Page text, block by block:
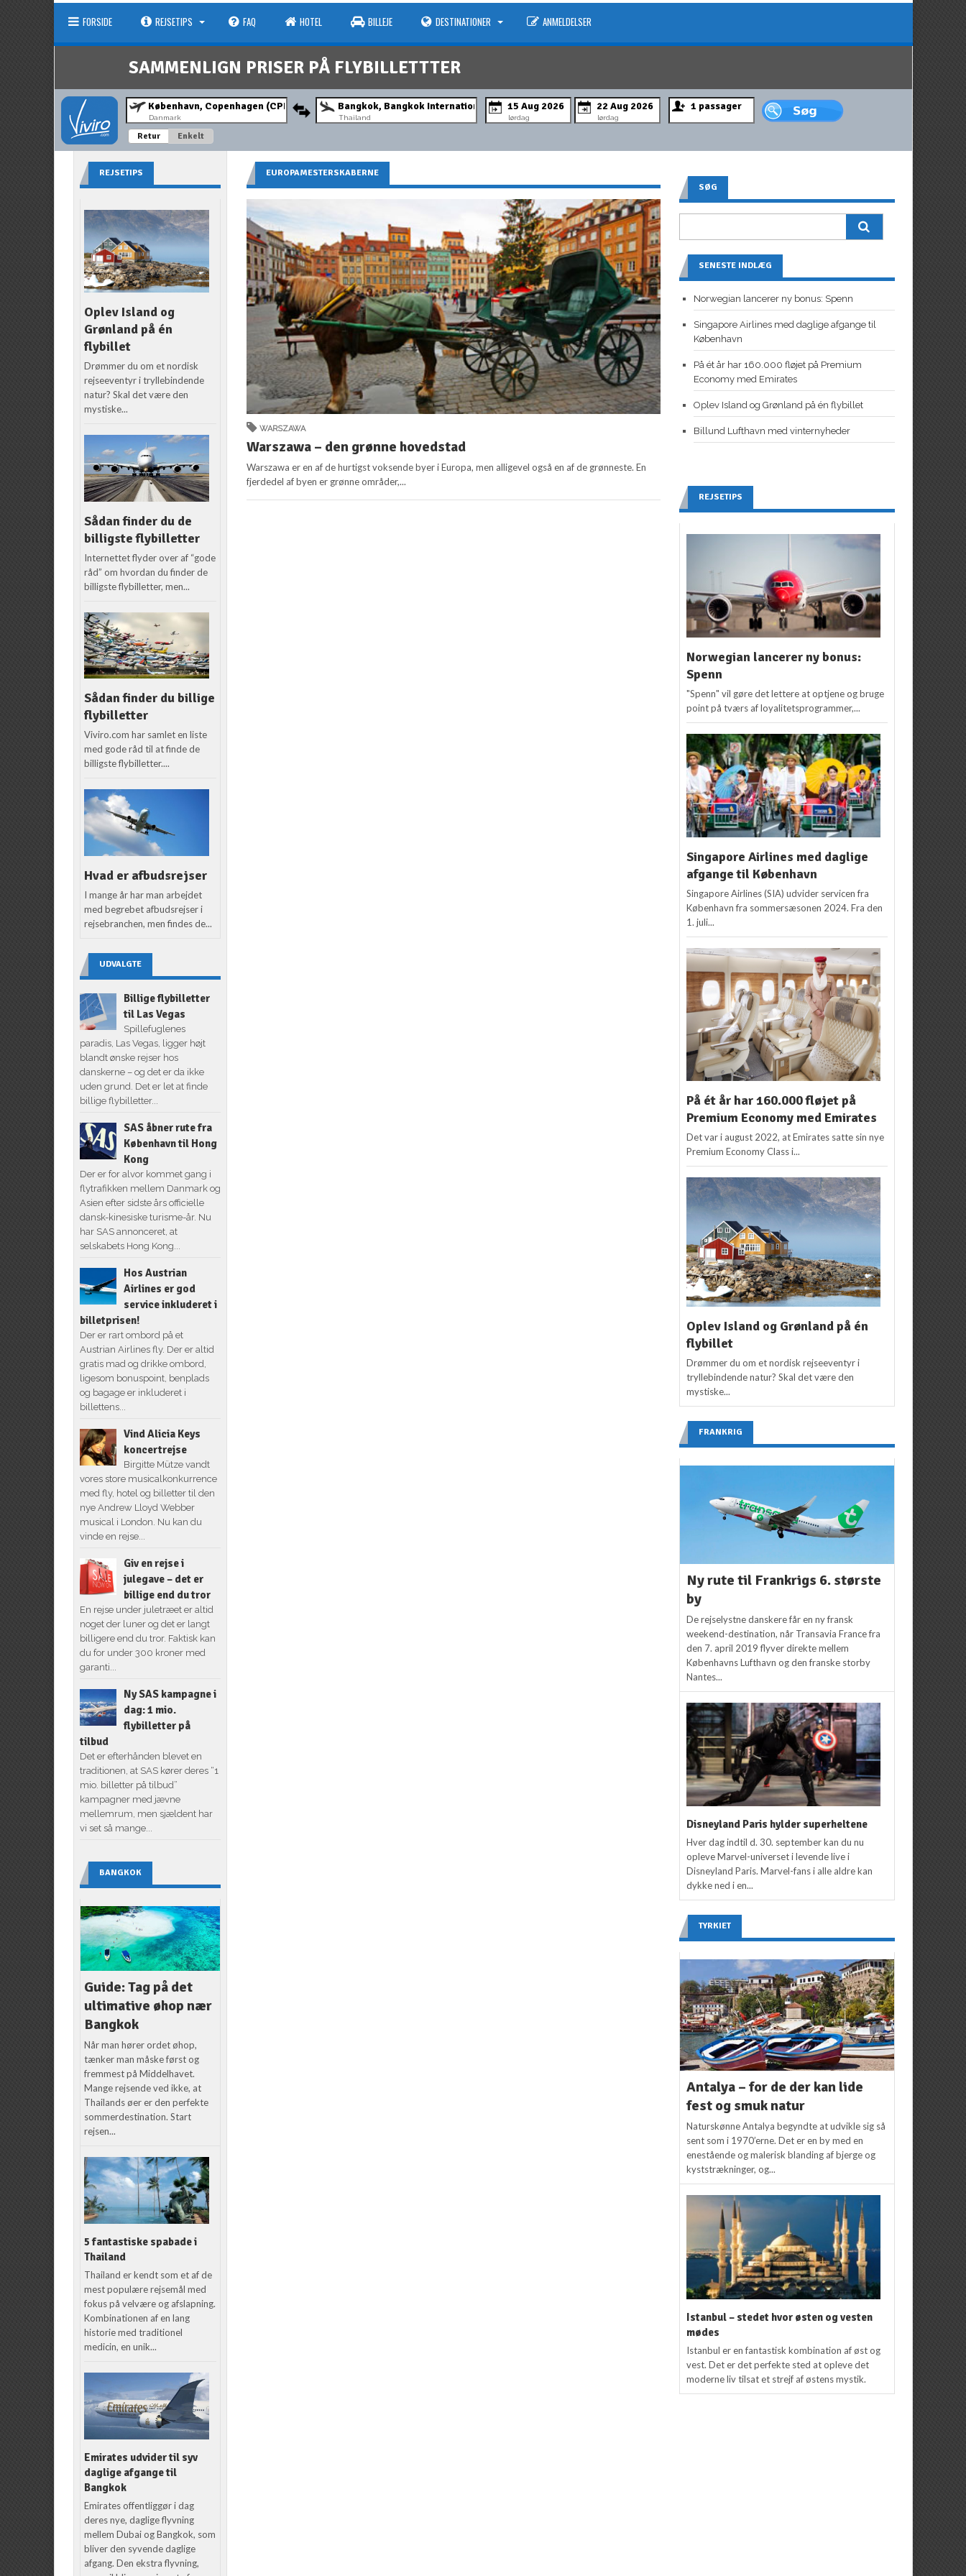
FORSIDE REJSETIPS FAQ HOTEL BILLEJE DESTINATIONER ANMELDELSER
SAMMENLIGN PRISER PÅ FLYBILLETTTER
Danmark Thailand lørdag lørdag
Retur Enkelt
EUROPAMESTERSKABERNE
WARSZAWA
Warszawa – den grønne hovedstad
Warszawa er en af de hurtigst voksende byer i Europa, men alligevel også en af de grønneste. En
fjerdedel af byen er grønne områder,...
REJSETIPS
Oplev Island og
Grønland på én
flybillet
Drømmer du om et nordisk
rejseeventyr i tryllebindende
natur? Skal det være den
mystiske...
Sådan finder du de
billigste flybilletter
Internettet flyder over af “gode
råd” om hvordan du finder de
billigste flybilletter, men...
Sådan finder du billige
flybilletter
Viviro.com har samlet en liste
med gode råd til at finde de
billigste flybilletter....
Hvad er afbudsrejser
I mange år har man arbejdet
med begrebet afbudsrejser i
rejsebranchen, men findes de...
UDVALGTE
Billige flybilletter
til Las Vegas
Spillefuglenes
paradis, Las Vegas, ligger højt
blandt ønske rejser hos
danskerne – og det er da ikke
uden grund. Det er let at finde
billige flybilletter...
SAS åbner rute fra
København til Hong
Kong
Der er for alvor kommet gang i
flytrafikken mellem Danmark og
Asien efter sidste års officielle
dansk-kinesiske turisme-år. Nu
har SAS annonceret, at
selskabets Hong Kong...
Hos Austrian
Airlines er god
service inkluderet i
billetprisen!
Der er rart ombord på et
Austrian Airlines fly. Der er altid
gratis mad og drikke ombord,
ligesom bonuspoint, benplads
og bagage er inkluderet i
billettens...
Vind Alicia Keys
koncertrejse
Birgitte Mütze vandt
vores store musicalkonkurrence
med fly, hotel og billetter til den
nye Andrew Lloyd Webber
musical i London. Nu kan du
vinde en rejse...
Giv en rejse i
julegave – det er
billige end du tror
En rejse under juletræet er altid
noget der luner og det er langt
billigere end du tror. Faktisk kan
du for under 300 kroner med
garanti...
Ny SAS kampagne i
dag: 1 mio.
flybilletter på
tilbud
Det er efterhånden blevet en
traditionen, at SAS kører deres “1
mio. billetter på tilbud”
kampagner med jævne
mellemrum, men sjældent har
vi set så mange...
BANGKOK
Guide: Tag på det
ultimative øhop nær
Bangkok
Når man hører ordet øhop,
tænker man måske først og
fremmest på Middelhavet.
Mange rejsende ved ikke, at
Thailands øer er den perfekte
sommerdestination. Start
rejsen...
5 fantastiske spabade i
Thailand
Thailand er kendt som et af de
mest populære rejsemål med
fokus på velvære og afslapning.
Kombinationen af en lang
historie med traditionel
medicin, en unik...
Emirates udvider til syv
daglige afgange til
Bangkok
Emirates offentliggør i dag
deres nye, daglige flyvning
mellem Dubai og Bangkok, som
bliver den syvende daglige
afgang. Den ekstra flyvning,
SØG
SENESTE INDLÆG
Norwegian lancerer ny bonus: Spenn
Singapore Airlines med daglige afgange til
København
På ét år har 160.000 fløjet på Premium
Economy med Emirates
Oplev Island og Grønland på én flybillet
Billund Lufthavn med vinternyheder
REJSETIPS
Norwegian lancerer ny bonus:
Spenn
"Spenn" vil gøre det lettere at optjene og bruge
point på tværs af loyalitetsprogrammer,...
Singapore Airlines med daglige
afgange til København
Singapore Airlines (SIA) udvider servicen fra
København fra sommersæsonen 2024. Fra den
1. juli...
På ét år har 160.000 fløjet på
Premium Economy med Emirates
Det var i august 2022, at Emirates satte sin nye
Premium Economy Class i...
Oplev Island og Grønland på én
flybillet
Drømmer du om et nordisk rejseeventyr i
tryllebindende natur? Skal det være den
mystiske...
FRANKRIG
Ny rute til Frankrigs 6. største
by
De rejselystne danskere får en ny fransk
weekend-destination, når Transavia France fra
den 7. april 2019 flyver direkte mellem
Københavns Lufthavn og den franske storby
Nantes...
Disneyland Paris hylder superheltene
Hver dag indtil d. 30. september kan du nu
opleve Marvel-universet i levende live i
Disneyland Paris. Marvel-fans i alle aldre kan
dykke ned i en...
TYRKIET
Antalya – for de der kan lide
fest og smuk natur
Naturskønne Antalya begyndte at udvikle sig så
sent som i 1970’erne. Det er en by med en
enestående og malerisk blanding af bjerge og
kyststrækninger, og...
Istanbul – stedet hvor østen og vesten
mødes
Istanbul er en fantastisk kombination af øst og
vest. Det er det perfekte sted at opleve det
moderne liv tilsat et strejf af østens mystik.